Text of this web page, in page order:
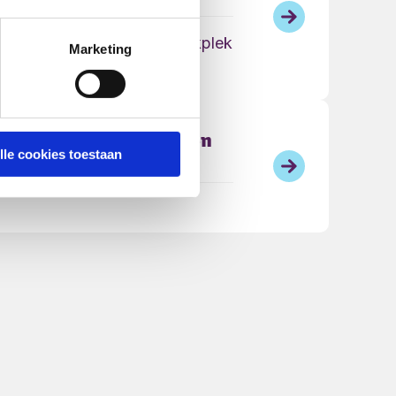
Marketing
cookies toestaan
Verzorgende IG of leerwerkplek
- Financiën, ICT en